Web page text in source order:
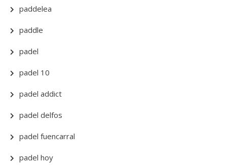
paddelea
paddle
padel
padel 10
padel addict
padel delfos
padel fuencarral
padel hoy